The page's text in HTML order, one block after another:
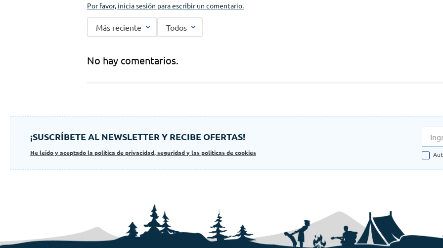
Por favor, inicia sesión para escribir un comentario.
Más reciente Todos
No hay comentarios.
¡SUSCRÍBETE AL NEWSLETTER Y RECIBE OFERTAS!
He leído y aceptado la politica de privacidad, seguridad y las politicas de cookies